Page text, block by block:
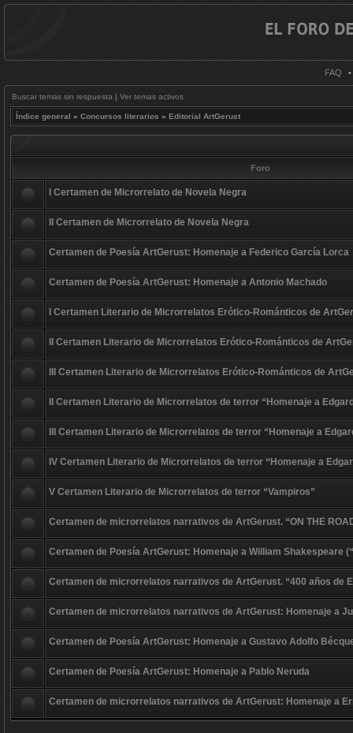
FAQ •
Buscar temas sin respuesta | Ver temas activos
Índice general » Concursos literarios » Editorial ArtGerust
Foro
I Certamen de Microrrelato de Novela Negra
II Certamen de Microrrelato de Novela Negra
Certamen de Poesía ArtGerust: Homenaje a Federico García Lorca
Certamen de Poesía ArtGerust: Homenaje a Antonio Machado
I Certamen Literario de Microrrelatos Erótico-Románticos de
II Certamen Literario de Microrrelatos Erótico-Románticos de
III Certamen Literario de Microrrelatos Erótico-Románticos de
II Certamen Literario de Microrrelatos de terror “Homenaje a
III Certamen Literario de Microrrelatos de terror “Homenaje a
IV Certamen Literario de Microrrelatos de terror “Homenaje a
V Certamen Literario de Microrrelatos de terror “Vampiros”
Certamen de microrrelatos narrativos de ArtGerust. “ON THE
Certamen de Poesía ArtGerust: Homenaje a William Shakespeare
Certamen de microrrelatos narrativos de ArtGerust. “400 años de
Certamen de microrrelatos narrativos de ArtGerust: Homenaje a
Certamen de Poesía ArtGerust: Homenaje a Gustavo Adolfo
Certamen de Poesía ArtGerust: Homenaje a Pablo Neruda
Certamen de microrrelatos narrativos de ArtGerust: Homenaje a